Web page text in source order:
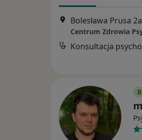
Bolesława Prusa
Centrum Zdrowia